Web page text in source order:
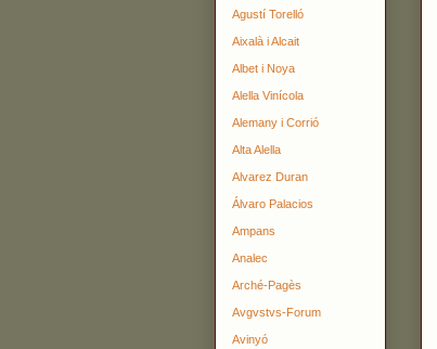
Agustí Torelló
Aixalà i Alcait
Albet i Noya
Alella Vinícola
Alemany i Corrió
Alta Alella
Alvarez Duran
Álvaro Palacios
Ampans
Analec
Arché-Pagès
Avgvstvs-Forum
Avinyó